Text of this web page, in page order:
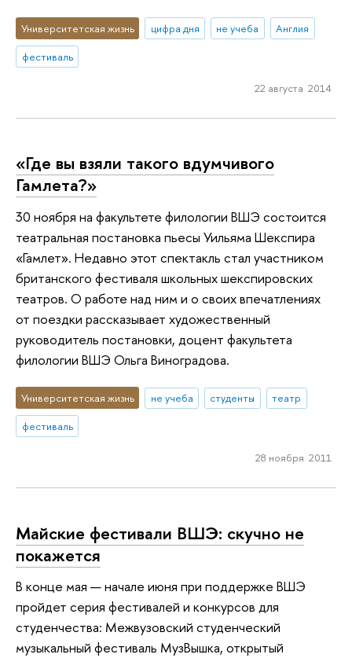
Университетская жизнь цифра дня не учеба
Англия
фестиваль
22 августа 2014
«Где вы взяли такого вдумчивого
Гамлета?»
30 ноября на факультете филологии ВШЭ состоится
театральная постановка пьесы Уильяма Шекспира
«Гамлет». Недавно этот спектакль стал участником
британского фестиваля школьных шекспировских
театров. О работе над ним и о своих впечатлениях
от поездки рассказывает художественный
руководитель постановки, доцент факультета
филологии ВШЭ Ольга Виноградова.
Университетская жизнь не учеба студенты
театр
фестиваль
28 ноября 2011
Майские фестивали ВШЭ: скучно не
покажется
В конце мая — начале июня при поддержке ВШЭ
пройдет серия фестивалей и конкурсов для
студенчества: Межвузовский студенческий
музыкальный фестиваль МузВышка, открытый